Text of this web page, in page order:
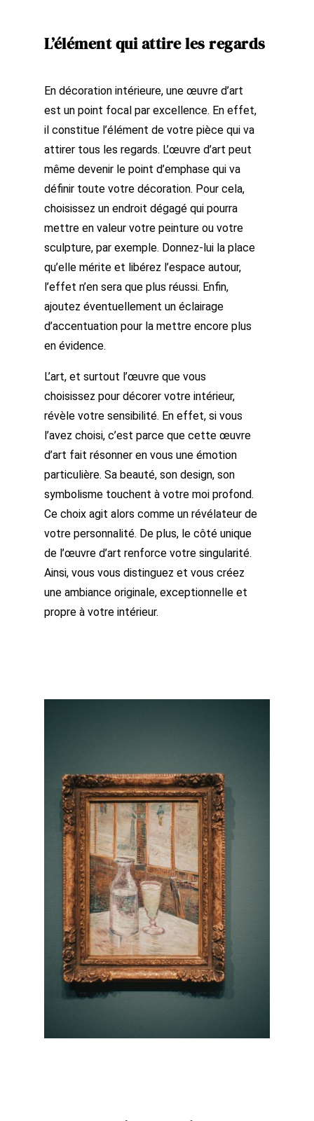
L’élément qui attire les regards
En décoration intérieure, une œuvre d’art
est un point focal par excellence. En effet,
il constitue l’élément de votre pièce qui va
attirer tous les regards. L’œuvre d’art peut
même devenir le point d’emphase qui va
définir toute votre décoration. Pour cela,
choisissez un endroit dégagé qui pourra
mettre en valeur votre peinture ou votre
sculpture, par exemple. Donnez-lui la place
qu’elle mérite et libérez l’espace autour,
l’effet n’en sera que plus réussi. Enfin,
ajoutez éventuellement un éclairage
d’accentuation pour la mettre encore plus
en évidence.
L’art, et surtout l’œuvre que vous
choisissez pour décorer votre intérieur,
révèle votre sensibilité. En effet, si vous
l’avez choisi, c’est parce que cette œuvre
d’art fait résonner en vous une émotion
particulière. Sa beauté, son design, son
symbolisme touchent à votre moi profond.
Ce choix agit alors comme un révélateur de
votre personnalité. De plus, le côté unique
de l’œuvre d’art renforce votre singularité.
Ainsi, vous vous distinguez et vous créez
une ambiance originale, exceptionnelle et
propre à votre intérieur.